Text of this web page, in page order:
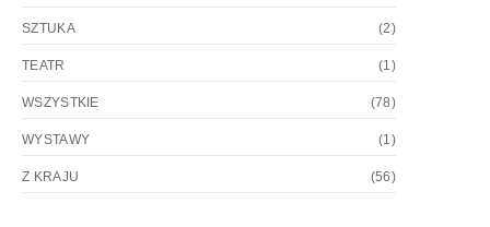
SZTUKA (2)
TEATR (1)
WSZYSTKIE (78)
WYSTAWY (1)
Z KRAJU (56)